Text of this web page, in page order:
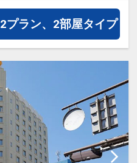
2プラン、2部屋タイプ